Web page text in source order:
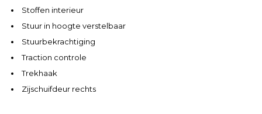
Stoffen interieur
Stuur in hoogte verstelbaar
Stuurbekrachtiging
Traction controle
Trekhaak
Zijschuifdeur rechts